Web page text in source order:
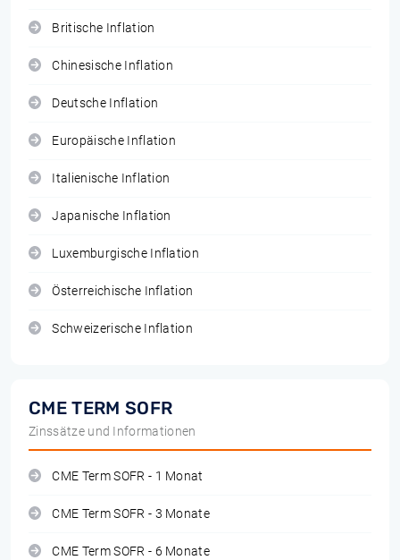
Britische Inflation
Chinesische Inflation
Deutsche Inflation
Europäische Inflation
Italienische Inflation
Japanische Inflation
Luxemburgische Inflation
Österreichische Inflation
Schweizerische Inflation
CME TERM SOFR
Zinssätze und Informationen
CME Term SOFR - 1 Monat
CME Term SOFR - 3 Monate
CME Term SOFR - 6 Monate